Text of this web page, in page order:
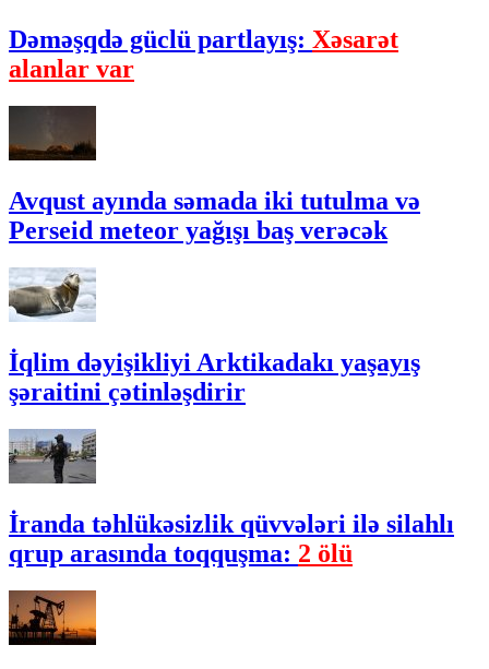
Dəməşqdə güclü partlayış: Xəsarət
alanlar var
Avqust ayında səmada iki tutulma və
Perseid meteor yağışı baş verəcək
İqlim dəyişikliyi Arktikadakı yaşayış
şəraitini çətinləşdirir
İranda təhlükəsizlik qüvvələri ilə silahlı
qrup arasında toqquşma: 2 ölü